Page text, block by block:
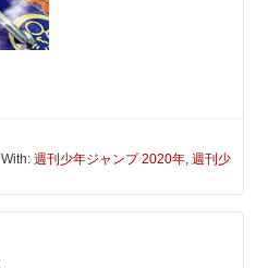
With:週刊少年ジャンプ 2020年,週刊少